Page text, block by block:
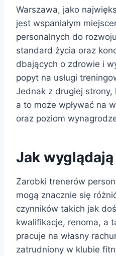
Warszawa, jako
jest wspaniałym
personalnych do
standard życia oraz
dbających o zdrowie i
popyt na usługi
Jednak z drugiej
a to może wpływać na
oraz poziom
Jak
Zarobki trenerów
mogą znacznie się
czynników takich jak
kwalifikacje, renoma, a
pracuje na własny
zatrudniony w klubie